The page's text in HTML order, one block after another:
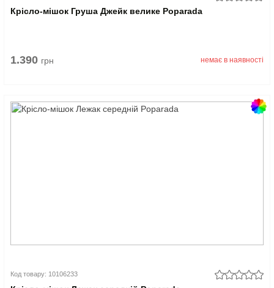
Крісло-мішок Груша Джейк велике Poparada
1.390 грн немає в наявності
Код товару: 10106233